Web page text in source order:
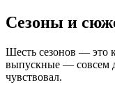
Сезоны и
Шесть сезонов — это
выпускные — совсем
чувствовал.